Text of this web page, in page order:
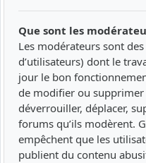
Que sont les
Les modérateurs sont
d’utilisateurs) dont le
jour le bon
de modifier ou supprimer
déverrouiller, déplacer,
forums qu’ils modèrent.
empêchent que les
publient du contenu